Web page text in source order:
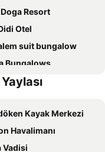
Resort
Otel
suit bungalow
Bungalows
Vadi Otel
Tiny House
Tatil Köyü
Kayak Merkezi
Havalimanı
Vadisi